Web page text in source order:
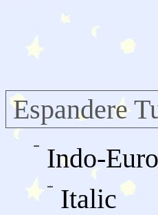
Espandere
Indo-
Italic